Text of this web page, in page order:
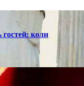
гостей: коли